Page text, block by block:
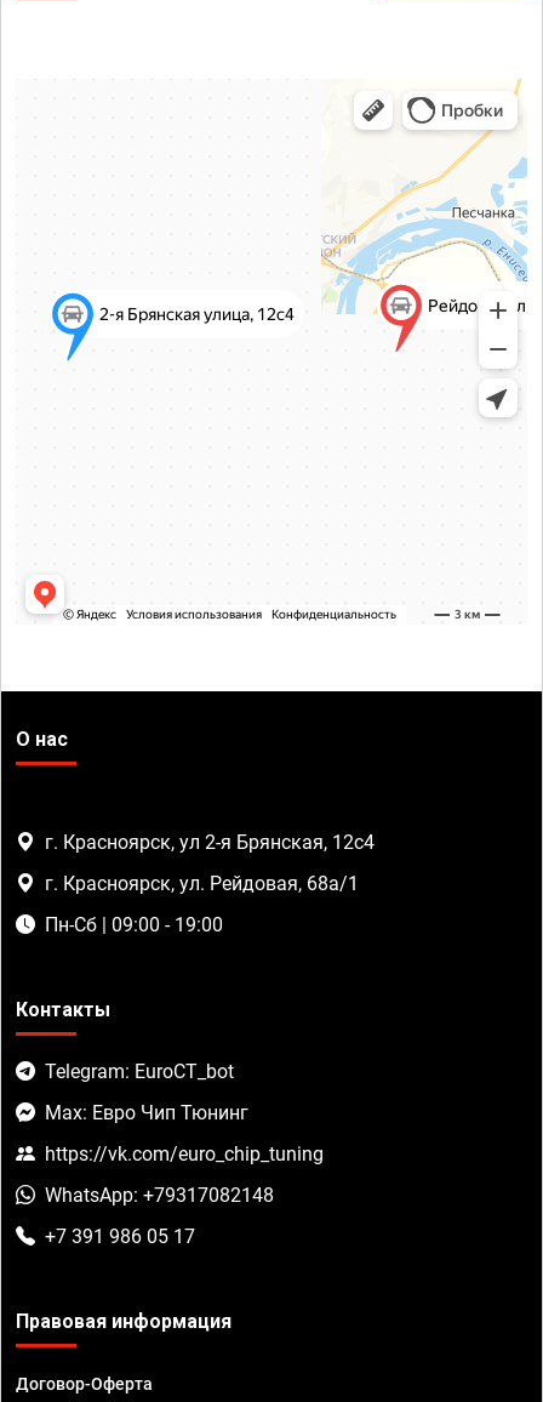
О нас
г. Красноярск, ул 2-я Брянская, 12с4
г. Красноярск, ул. Рейдовая, 68а/1
Пн-Сб | 09:00 - 19:00
Контакты
Telegram: EuroCT_bot
Max: Евро Чип Тюнинг
https://vk.com/euro_chip_tuning
WhatsApp: +79317082148
+7 391 986 05 17
Правовая информация
Договор-Оферта